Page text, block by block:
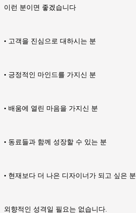
이런 분이면 좋겠습니다
• 고객을 진심으로 대하시는 분
• 긍정적인 마인드를 가지신 분
• 배움에 열린 마음을 가지신 분
• 동료들과 함께 성장할 수 있는 분
• 현재보다 더 나은 디자이너가 되고 싶은 분
외향적인 성격일 필요는 없습니다.